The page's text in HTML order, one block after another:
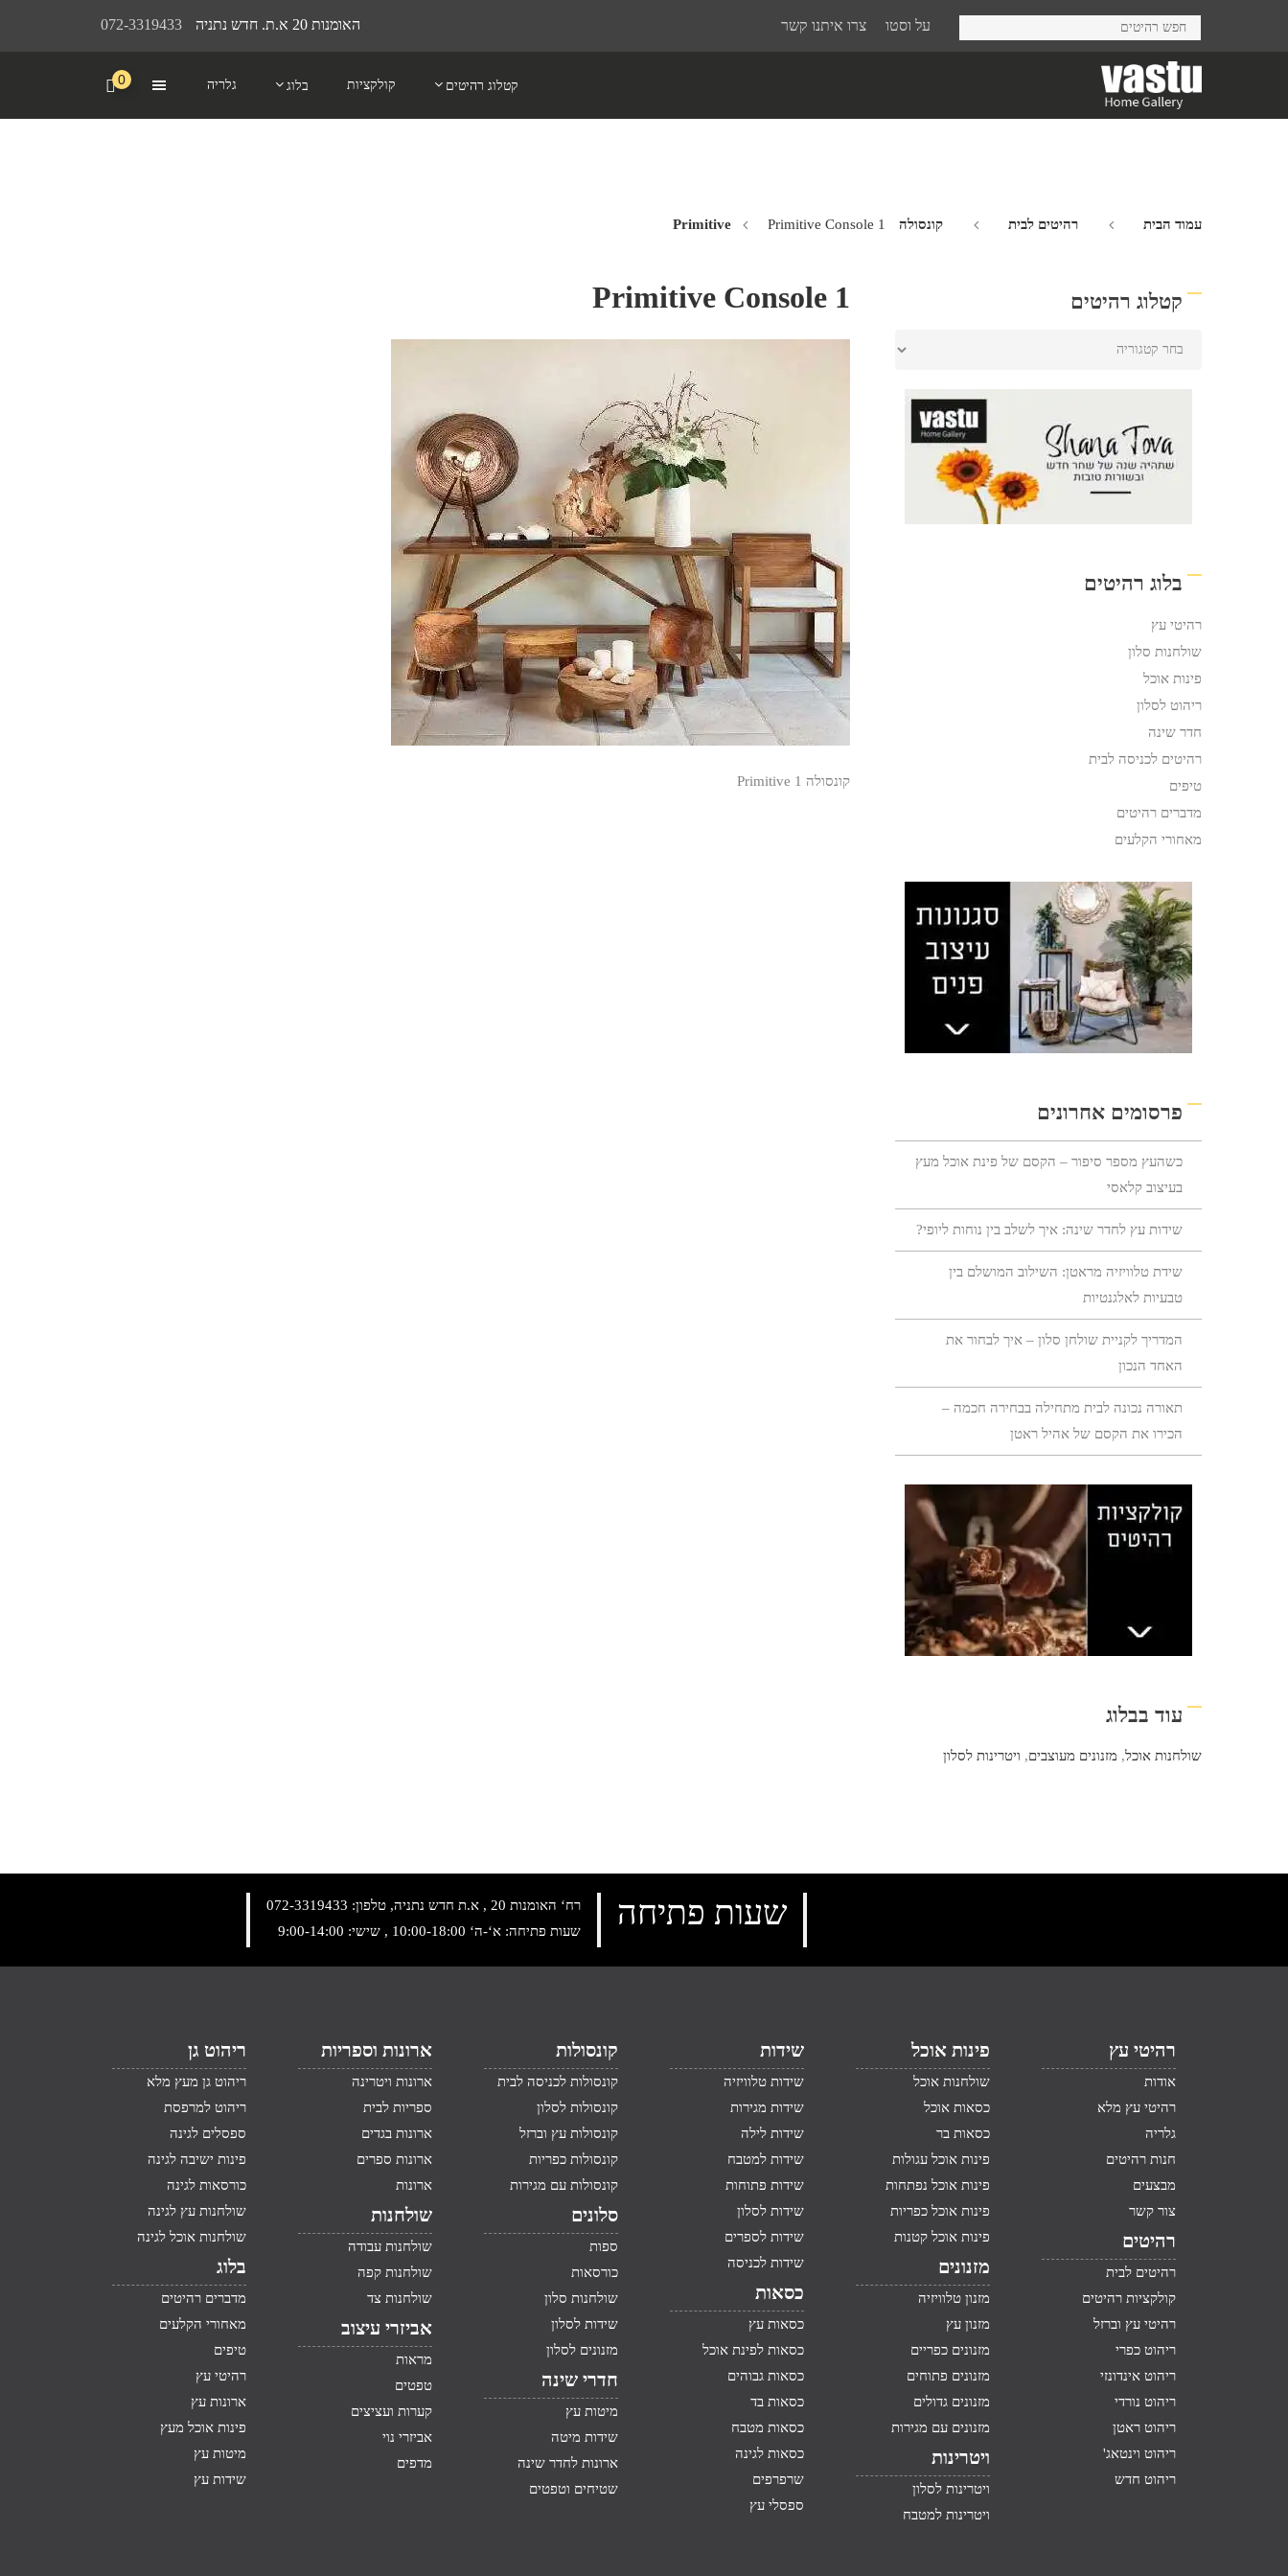
072-3319433 האומנות 20 א.ת. חדש נתניה על וסטו צרו איתנו קשר
קטלוג רהיטים קולקציות בלוג גלריה 0
עמוד הבית רהיטים לבית קונסולה Primitive Primitive Console 1
Primitive Console 1
קונסולה Primitive 1
קטלוג רהיטים
בלוג רהיטים
רהיטי עץ
שולחנות סלון
פינות אוכל
ריהוט לסלון
חדר שינה
רהיטים לכניסה לבית
טיפים
מדברים רהיטים
מאחורי הקלעים
פרסומים אחרונים
כשהעץ מספר סיפור – הקסם של פינת אוכל מעץ
בעיצוב קלאסי
שידות עץ לחדר שינה: איך לשלב בין נוחות ליופי?
שידת טלוויזיה מראטן: השילוב המושלם בין
טבעיות לאלגנטיות
המדריך לקניית שולחן סלון – איך לבחור את
האחד הנכון
תאורה נכונה לבית מתחילה בבחירה חכמה –
הכירו את הקסם של אהיל ראטן
עוד בבלוג
שולחנות אוכל, מזנונים מעוצבים, ויטרינות לסלון
רח‘ האומנות 20 , א.ת חדש נתניה, טלפון:
072-3319433
שעות פתיחה: א‘-ה‘ 10:00-18:00 , שישי: 9:00-14:00
שעות פתיחה
רהיטי עץ
אודות
רהיטי עץ מלא
גלריה
חנות רהיטים
מבצעים
צור קשר
רהיטים
רהיטים לבית
קולקציות רהיטים
רהיטי עץ וברזל
ריהוט כפרי
ריהוט אינדונזי
ריהוט נורדי
ריהוט ראטן
ריהוט וינטאג'
ריהוט חדש
פינות אוכל
שולחנות אוכל
כסאות אוכל
כסאות בר
פינות אוכל עגולות
פינות אוכל נפתחות
פינות אוכל כפריות
פינות אוכל קטנות
מזנונים
מזנון טלוויזיה
מזנון עץ
מזנונים כפריים
מזנונים פתוחים
מזנונים גדולים
מזנונים עם מגירות
ויטרינות
ויטרינות לסלון
ויטרינות למטבח
שידות
שידות טלוויזיה
שידות מגירות
שידות לילה
שידות למטבח
שידות פתוחות
שידות לסלון
שידות לספרים
שידות לכניסה
כסאות
כסאות עץ
כסאות לפינת אוכל
כסאות גבוהים
כסאות בד
כסאות מטבח
כסאות לגינה
שרפרפים
ספסלי עץ
קונסולות
קונסולות לכניסה לבית
קונסולות לסלון
קונסולות עץ וברזל
קונסולות כפריות
קונסולות עם מגירות
סלונים
ספות
כורסאות
שולחנות סלון
שידות לסלון
מזנונים לסלון
חדרי שינה
מיטות עץ
שידות מיטה
ארונות לחדר שינה
שטיחים וטפטים
ארונות וספריות
ארונות ויטרינה
ספריות לבית
ארונות בגדים
ארונות ספרים
ארונות
שולחנות
שולחנות עבודה
שולחנות קפה
שולחנות צד
אביזרי עיצוב
מראות
טפטים
קערות ועציצים
אביזרי נוי
מדפים
ריהוט גן
ריהוט גן מעץ מלא
ריהוט למרפסת
ספסלים לגינה
פינות ישיבה לגינה
כורסאות לגינה
שולחנות עץ לגינה
שולחנות אוכל לגינה
בלוג
מדברים רהיטים
מאחורי הקלעים
טיפים
רהיטי עץ
ארונות עץ
פינות אוכל מעץ
מיטות עץ
שידות עץ